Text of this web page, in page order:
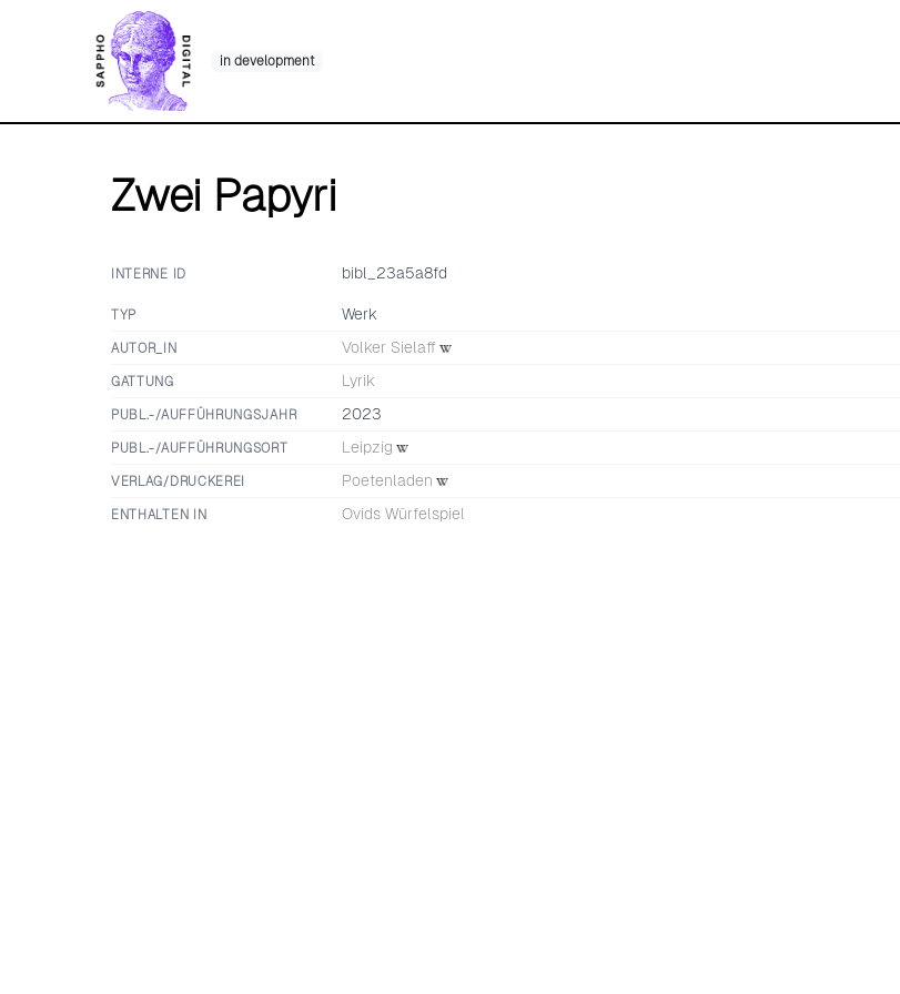
in development
Zwei Papyri
INTERNE ID bibl_23a5a8fd
TYP Werk
AUTOR_IN Volker Sielaff
GATTUNG Lyrik
PUBL.-/AUFFÜHRUNGSJAHR 2023
PUBL.-/AUFFÜHRUNGSORT Leipzig
VERLAG/DRUCKEREI Poetenladen
ENTHALTEN IN Ovids Würfelspiel